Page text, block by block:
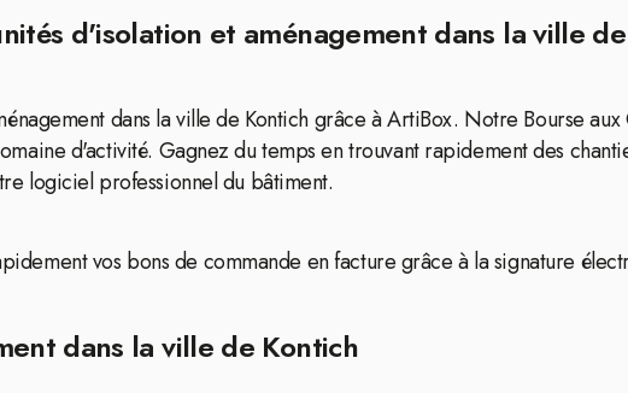
d'isolation et aménagement dans la ville
dans la ville de Kontich grâce à ArtiBox. Notre Bourse
d'activité. Gagnez du temps en trouvant rapidement des
logiciel professionnel du bâtiment.
vos bons de commande en facture grâce à la signature
dans la ville de Kontich